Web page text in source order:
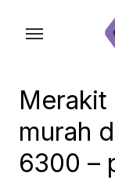
Merakit
murah
6300 –